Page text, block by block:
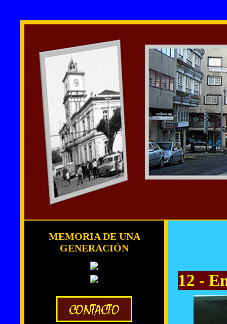
MEMORIA DE UNA
GENERACIÓN
12 -